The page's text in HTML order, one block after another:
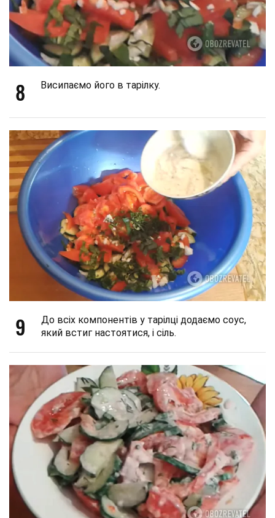
8 Висипаємо його в тарілку.
9
До всіх компонентів у тарілці додаємо соус,
який встиг настоятися, і сіль.